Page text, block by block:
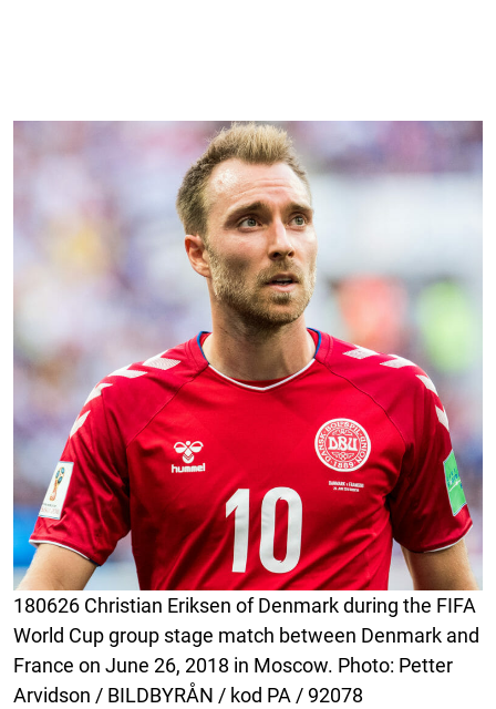
180626 Christian Eriksen of Denmark during the FIFA
World Cup group stage match between Denmark and
France on June 26, 2018 in Moscow. Photo: Petter
Arvidson / BILDBYRÅN / kod PA / 92078